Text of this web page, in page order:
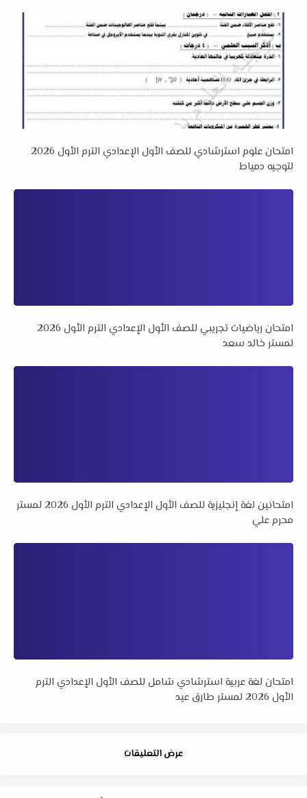
امتحان علوم استرشادي للصف الأول الإعدادي الترم الأول 2026
لتوجيه دمياط
امتحان رياضيات تجريبي للصف الأول الإعدادي الترم الأول 2026
لمستر خالد سعد
امتحانين لغة إنجليزية للصف الأول الإعدادي الترم الأول 2026 لمستر
محرم علي
امتحان لغة عربية استرشادي شامل للصف الأول الإعدادي الترم
الأول 2026 لمستر طارق عيد
عرض التعليقات